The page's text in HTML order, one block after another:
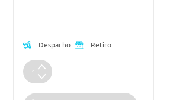
Despacho Retiro